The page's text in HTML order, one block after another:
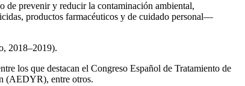
de prevenir y reducir la contaminación ambiental,
productos farmacéuticos y de cuidado personal—
2018–2019).
los que destacan el Congreso Español de Tratamiento de
(AEDYR), entre otros.